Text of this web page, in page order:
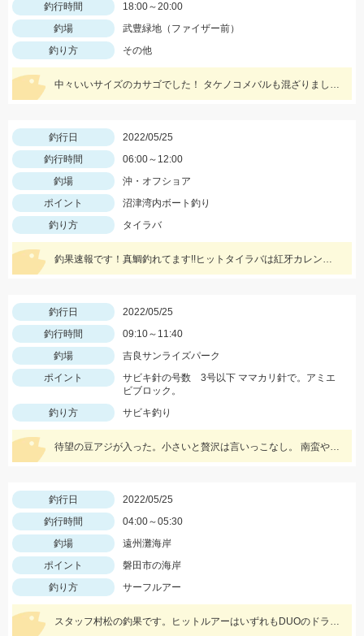
釣行時間
18:00～20:00
釣場
武豊緑地（ファイザー前）
釣り方
その他
中々いいサイズのカサゴでした！ タケノコメバルも混ざりました。
釣行日
2022/05/25
釣行時間
06:00～12:00
釣場
沖・オフショア
ポイント
沼津湾内ボート釣り
釣り方
タイラバ
釣果速報です！真鯛釣れてます!!ヒットタイラバは紅牙カレントブレイカー「ギャルピンク」
釣行日
2022/05/25
釣行時間
09:10～11:40
釣場
吉良サンライズパーク
ポイント
サビキ針の号数 3号以下 ママカリ針で。アミエ
ビブロック。
釣り方
サビキ釣り
待望の豆アジが入った。小さいと贅沢は言いっこなし。 南蛮やカラ揚げに最適。今だけの特典。
釣行日
2022/05/25
釣行時間
04:00～05:30
釣場
遠州灘海岸
ポイント
磐田市の海岸
釣り方
サーフルアー
スタッフ村松の釣果です。ヒットルアーはいずれもDUOのドラッグメタルキャストショット30gのイワシカラー！